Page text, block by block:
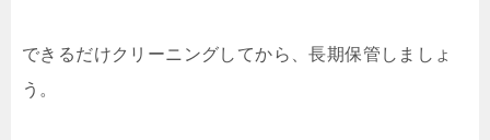
できるだけクリーニングしてから、長期保管しましょ
う。